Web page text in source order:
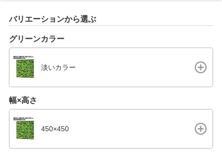
バリエーションから選ぶ
グリーンカラー
淡いカラー
幅×高さ
450×450